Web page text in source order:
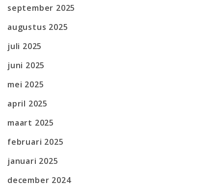
september 2025
augustus 2025
juli 2025
juni 2025
mei 2025
april 2025
maart 2025
februari 2025
januari 2025
december 2024